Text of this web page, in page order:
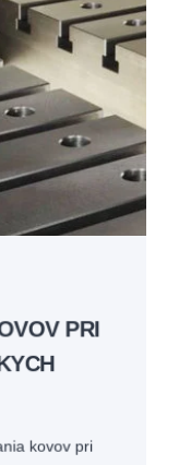
PRI
kovov pri